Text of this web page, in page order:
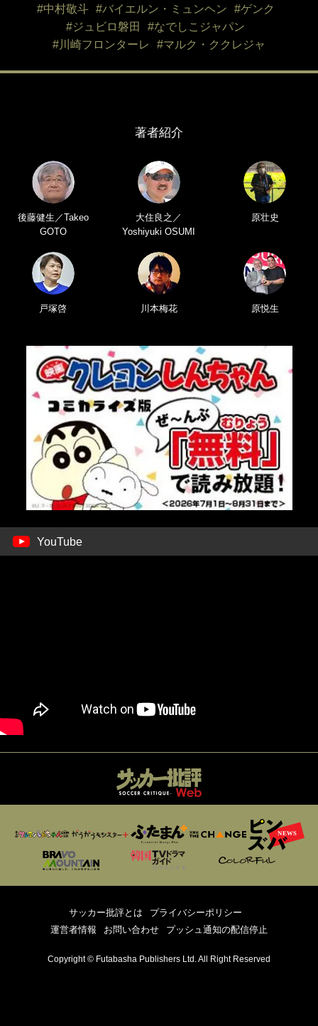
#中村敬斗
#バイエルン・ミュンヘン
#ゲンク
#ジュビロ磐田
#なでしこジャパン
#川崎フロンターレ
#マルク・ククレジャ
著者紹介
後藤健生／Takeo
GOTO
大住良之／
Yoshiyuki OSUMI
原壮史
戸塚啓 川本梅花 原悦生
YouTube
サッカー批評とは
プライバシーポリシー
運営者情報
お問い合わせ プッシュ通知の配信停止
Copyright © Futabasha Publishers Ltd. All Right Reserved